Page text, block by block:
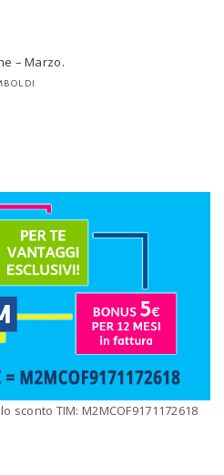
– Marzo.
sconto TIM: M2MCOF9171172618